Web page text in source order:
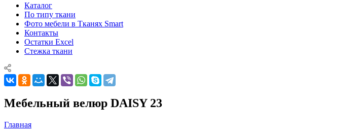
Каталог
По типу ткани
Фото мебели в Тканях Smart
Контакты
Остатки Excel
Стежка ткани
Мебельный велюр DAISY 23
Главная